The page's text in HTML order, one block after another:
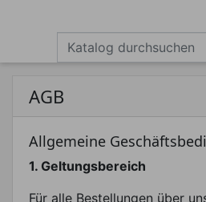
AGB
Allgemeine
1. Geltungsbereich
Für alle Bestellungen über